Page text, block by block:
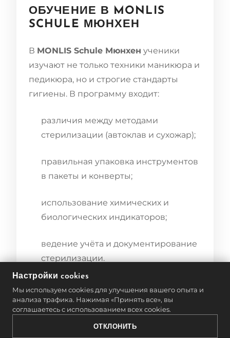
ОБУЧЕНИЕ В MONLIS
SCHULE МЮНХЕН
В MONLIS Schule Мюнхен ученики
изучают не только техники маникюра и
педикюра, но и строгие стандарты
гигиены. В программу входит:
различия между методами
стерилизации (автоклав и сухожар);
правильная упаковка инструментов
в пакеты и конверты;
использование химических и
биологических индикаторов;
ведение учёта и документирование
стерилизации.
Эти знания делают выпускников
MONLIS Schule востребованными
специалистами, которые ценятся не
только за мастерство, но и за высокий
Настройки cookies
Мы используем cookies для улучшения вашего опыта и
анализа трафика. Нажимая «Принять все», вы
соглашаетесь с использованием всех cookies.
ОТКЛОНИТЬ